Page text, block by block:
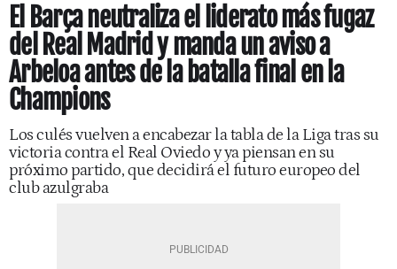
El Barça neutraliza el liderato más fugaz
del Real Madrid y manda un aviso a
Arbeloa antes de la batalla final en la
Champions
Los culés vuelven a encabezar la tabla de la Liga tras su
victoria contra el Real Oviedo y ya piensan en su
próximo partido, que decidirá el futuro europeo del
club azulgraba